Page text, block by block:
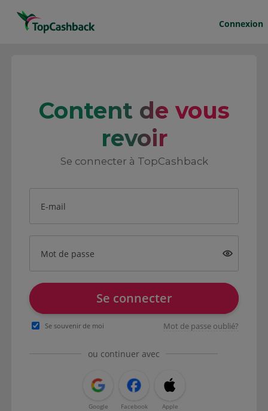
Connexion
Content de vous
revoir
Se connecter à TopCashback
E-mail
Mot de passe
Se connecter
Se souvenir de moi Mot de passe oublié?
ou continuer avec
Google Facebook Apple